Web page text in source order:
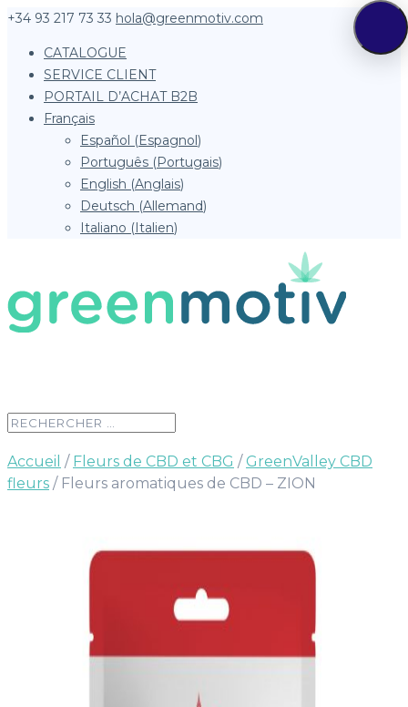
+34 93 217 73 33 hola@greenmotiv.com
CATALOGUE
SERVICE CLIENT
PORTAIL D’ACHAT B2B
Français
Español (Espagnol)
Português (Portugais)
English (Anglais)
Deutsch (Allemand)
Italiano (Italien)
Accueil / Fleurs de CBD et CBG /GreenValley CBD
fleurs / Fleurs aromatiques de CBD – ZION